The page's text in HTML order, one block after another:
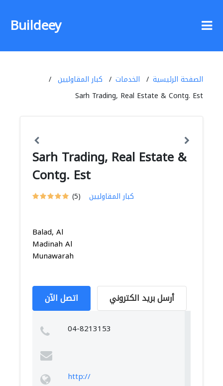
Buildeey
الصفحة الرئيسية الخدمات
كبار المقاوليين
Sarh Trading, Real Estate & Contg. Est
Sarh Trading, Real Estate &
Contg. Est
(5) كبار المقاوليين
Balad, Al
Madinah Al
Munawarah
اتصل الآن أرسل بريد الكتروني
04-8213153
http://